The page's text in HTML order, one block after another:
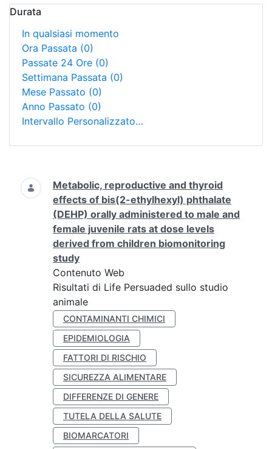
Durata
In qualsiasi momento
Ora Passata (0)
Passate 24 Ore (0)
Settimana Passata (0)
Mese Passato (0)
Anno Passato (0)
Intervallo Personalizzato…
Ricerca
Metabolic, reproductive and thyroid
effects of bis(2-ethylhexyl) phthalate
(DEHP) orally administered to male and
female juvenile rats at dose levels
derived from children biomonitoring
study
Contenuto Web
Risultati di Life Persuaded sullo studio
animale
CONTAMINANTI CHIMICI
EPIDEMIOLOGIA
FATTORI DI RISCHIO
SICUREZZA ALIMENTARE
DIFFERENZE DI GENERE
TUTELA DELLA SALUTE
BIOMARCATORI